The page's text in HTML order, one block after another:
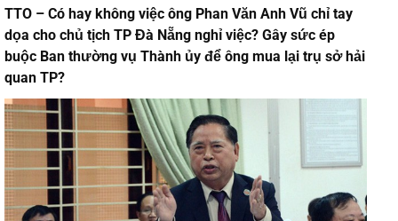
TTO – Có hay không việc ông Phan Văn Anh Vũ chỉ tay
dọa cho chủ tịch TP Đà Nẵng nghỉ việc? Gây sức ép
buộc Ban thường vụ Thành ủy để ông mua lại trụ sở hải
quan TP?